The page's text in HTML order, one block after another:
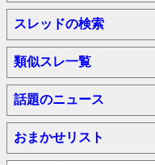
スレッドの検索
類似スレ一覧
話題のニュース
おまかせリスト